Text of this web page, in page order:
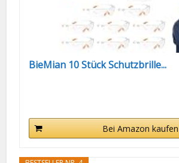
BieMian 10 Stück Schutzbrille...
Bei Amazon kaufen